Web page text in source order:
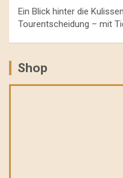
Ein Blick hinter die
Tourentscheidung – mit
Shop